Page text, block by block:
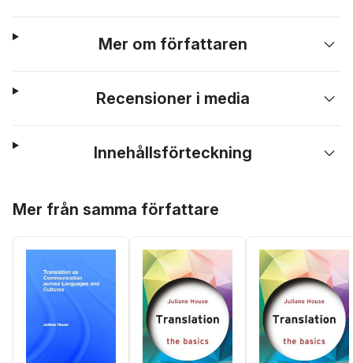
Mer om författaren
Recensioner i media
Innehållsförteckning
Mer från samma författare